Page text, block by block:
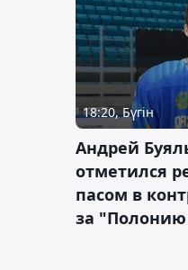
18:20, Бүгін
Андрей
отметился
пасом в
за